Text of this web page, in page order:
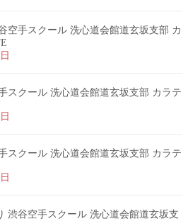
空手スクール 洗心道会館道玄坂支部 カ
スクール 洗心道会館道玄坂支部 カラテ
スクール 洗心道会館道玄坂支部 カラテ
渋谷空手スクール 洗心道会館道玄坂支